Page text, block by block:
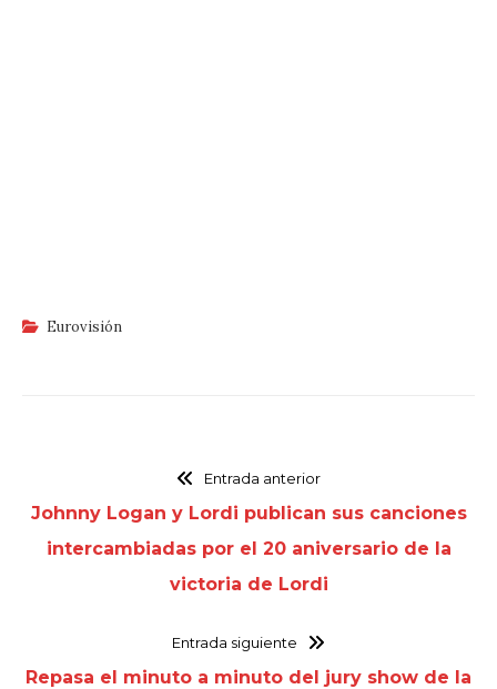
Eurovisión
Entrada anterior
Johnny Logan y Lordi publican sus canciones
intercambiadas por el 20 aniversario de la
victoria de Lordi
Entrada siguiente
Repasa el minuto a minuto del jury show de la